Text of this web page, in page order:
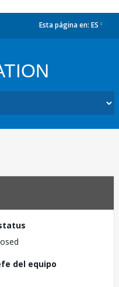
Esta página en: ES
del equipo